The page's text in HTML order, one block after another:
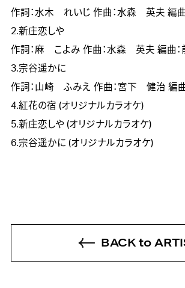
作詞：水木 れいじ 作曲：水森 英夫 編
2.新庄恋しや
作詞：麻 こよみ 作曲：水森 英夫 編曲
3.宗谷遥かに
作詞：山崎 ふみえ 作曲：宮下 健治 編
4.紅花の宿 (オリジナルカラオケ)
5.新庄恋しや (オリジナルカラオケ)
6.宗谷遥かに (オリジナルカラオケ)
BACK to